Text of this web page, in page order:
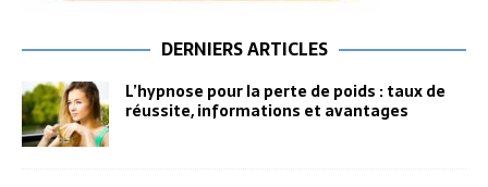
DERNIERS ARTICLES
L’hypnose pour la perte de poids : taux de
réussite, informations et avantages